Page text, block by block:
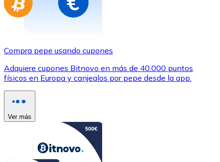
Compra pepe usando cupones
Adquiere cupones Bitnovo en más de 40.000 puntos
físicos en Europa y canjealos por pepe desde la app.
Ver más